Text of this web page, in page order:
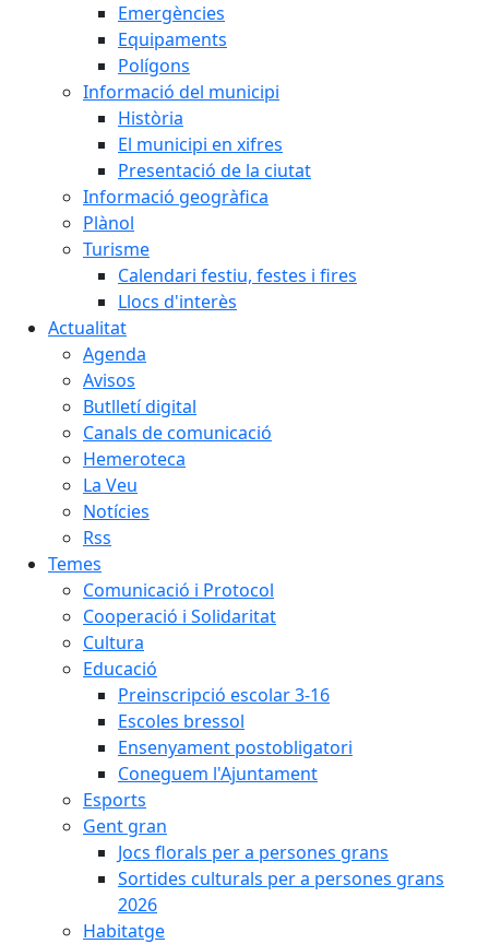
Emergències
Equipaments
Polígons
Informació del municipi
Història
El municipi en xifres
Presentació de la ciutat
Informació geogràfica
Plànol
Turisme
Calendari festiu, festes i fires
Llocs d'interès
Actualitat
Agenda
Avisos
Butlletí digital
Canals de comunicació
Hemeroteca
La Veu
Notícies
Rss
Temes
Comunicació i Protocol
Cooperació i Solidaritat
Cultura
Educació
Preinscripció escolar 3-16
Escoles bressol
Ensenyament postobligatori
Coneguem l'Ajuntament
Esports
Gent gran
Jocs florals per a persones grans
Sortides culturals per a persones grans
2026
Habitatge